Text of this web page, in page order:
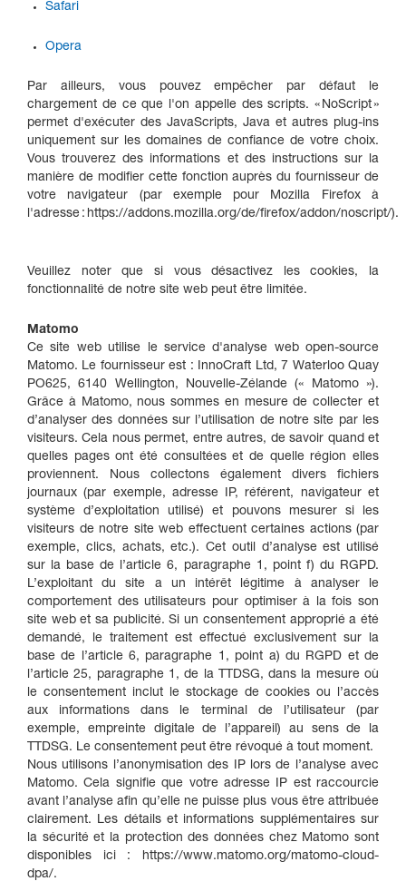
Safari
Opera
Par ailleurs, vous pouvez empêcher par défaut le
chargement de ce que l'on appelle des scripts. « NoScript »
permet d'exécuter des JavaScripts, Java et autres plug-ins
uniquement sur les domaines de confiance de votre choix.
Vous trouverez des informations et des instructions sur la
manière de modifier cette fonction auprès du fournisseur de
votre navigateur (par exemple pour Mozilla Firefox à
l'adresse : https://addons.mozilla.org/de/firefox/addon/noscript/).
Veuillez noter que si vous désactivez les cookies, la
fonctionnalité de notre site web peut être limitée.
Matomo
Ce site web utilise le service d'analyse web open-source
Matomo. Le fournisseur est : InnoCraft Ltd, 7 Waterloo Quay
PO625, 6140 Wellington, Nouvelle-Zélande (« Matomo »).
Grâce à Matomo, nous sommes en mesure de collecter et
d’analyser des données sur l’utilisation de notre site par les
visiteurs. Cela nous permet, entre autres, de savoir quand et
quelles pages ont été consultées et de quelle région elles
proviennent. Nous collectons également divers fichiers
journaux (par exemple, adresse IP, référent, navigateur et
système d’exploitation utilisé) et pouvons mesurer si les
visiteurs de notre site web effectuent certaines actions (par
exemple, clics, achats, etc.). Cet outil d’analyse est utilisé
sur la base de l’article 6, paragraphe 1, point f) du RGPD.
L’exploitant du site a un intérêt légitime à analyser le
comportement des utilisateurs pour optimiser à la fois son
site web et sa publicité. Si un consentement approprié a été
demandé, le traitement est effectué exclusivement sur la
base de l’article 6, paragraphe 1, point a) du RGPD et de
l’article 25, paragraphe 1, de la TTDSG, dans la mesure où
le consentement inclut le stockage de cookies ou l’accès
aux informations dans le terminal de l’utilisateur (par
exemple, empreinte digitale de l’appareil) au sens de la
TTDSG. Le consentement peut être révoqué à tout moment.
Nous utilisons l’anonymisation des IP lors de l’analyse avec
Matomo. Cela signifie que votre adresse IP est raccourcie
avant l’analyse afin qu’elle ne puisse plus vous être attribuée
clairement. Les détails et informations supplémentaires sur
la sécurité et la protection des données chez Matomo sont
disponibles ici : https://www.matomo.org/matomo-cloud-
dpa/.